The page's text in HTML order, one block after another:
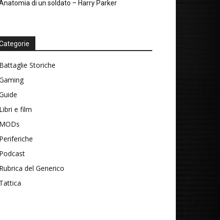
di un soldato – Harry Parker
Storiche
e film
del Generico